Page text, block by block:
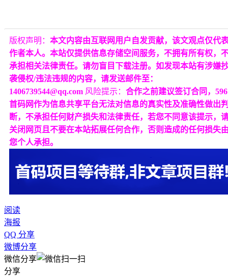
版权声明： 本文内容由互联网用户自发贡献，该文观点仅代
作者本人。本站仅提供信息存储空间服务，不拥有所有权，
承担相关法律责任。请勿盲目下载注册。如发现本站有涉嫌
袭侵权/违法违规的内容，请发送邮件至：
1406739544@qq.com 风险提示： 合作之前建议签订合同，596
首码网作为信息共享平台无法对信息的真实性及准确性做出
断，不承担任何财产损失和法律责任，若您不同意该提示，
关闭网页且不要在本站拓展任何合作，否则造成的任何损失
您个人承担。
阅读
海报
QQ 分享
微博分享
微信分享
分享